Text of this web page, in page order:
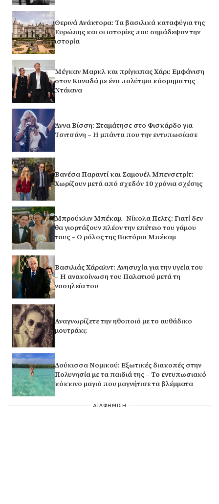
Θερινά Ανάκτορα: Τα βασιλικά καταφύγια της
Ευρώπης και οι ιστορίες που σημάδεψαν την
ιστορία
Μέγκαν Μαρκλ και πρίγκιπας Χάρι: Εμφάνιση
στον Καναδά με ένα πολύτιμο κόσμημα της
Ντάιανα
Άννα Βίσση: Σταμάτησε στο Φισκάρδο για
Τσιτσάνη – Η μπάντα που την εντυπωσίασε
Βανέσα Παραντί και Σαμουέλ Μπενσετρίτ:
Χωρίζουν μετά από σχεδόν 10 χρόνια σχέσης
Μπρούκλιν Μπέκαμ -Νίκολα Πελτζ: Γιατί δεν
θα γιορτάζουν πλέον την επέτειο του γάμου
τους – Ο ρόλος της Βικτόρια Μπέκαμ
Βασιλιάς Χάραλντ: Ανησυχία για την υγεία του
– Η ανακοίνωση του Παλατιού μετά τη
νοσηλεία του
Αναγνωρίζετε την ηθοποιό με το αυθάδικο
μουτράκι;
Δούκισσα Νομικού: Εξωτικές διακοπές στην
Πολυνησία με τα παιδιά της – Το εντυπωσιακό
κόκκινο μαγιό που μαγνήτισε τα βλέμματα
ΔΙΑΦΗΜΙΣΗ